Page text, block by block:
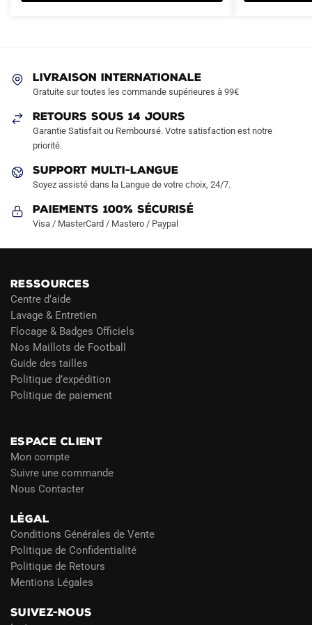
choisies
la
page
produit
LIVRAISON INTERNATIONALE
Gratuite sur toutes les commande supérieures à 99€
RETOURS SOUS 14 JOURS
Garantie Satisfait ou Remboursé. Votre satisfaction est notre
priorité.
SUPPORT MULTI-LANGUE
Soyez assisté dans la Langue de votre choix, 24/7.
Paiements 100% Sécurisé
Visa / MasterCard / Mastero / Paypal
RESSOURCES
Centre d’aide
Lavage & Entretien
Flocage & Badges Officiels
Nos Maillots de Football
Guide des tailles
Politique d’expédition
Politique de paiement
ESPACE CLIENT
Mon compte
Suivre une commande
Nous Contacter
LÉGAL
Conditions Générales de Vente
Politique de Confidentialité
Politique de Retours
Mentions Légales
SUIVEZ-NOUS